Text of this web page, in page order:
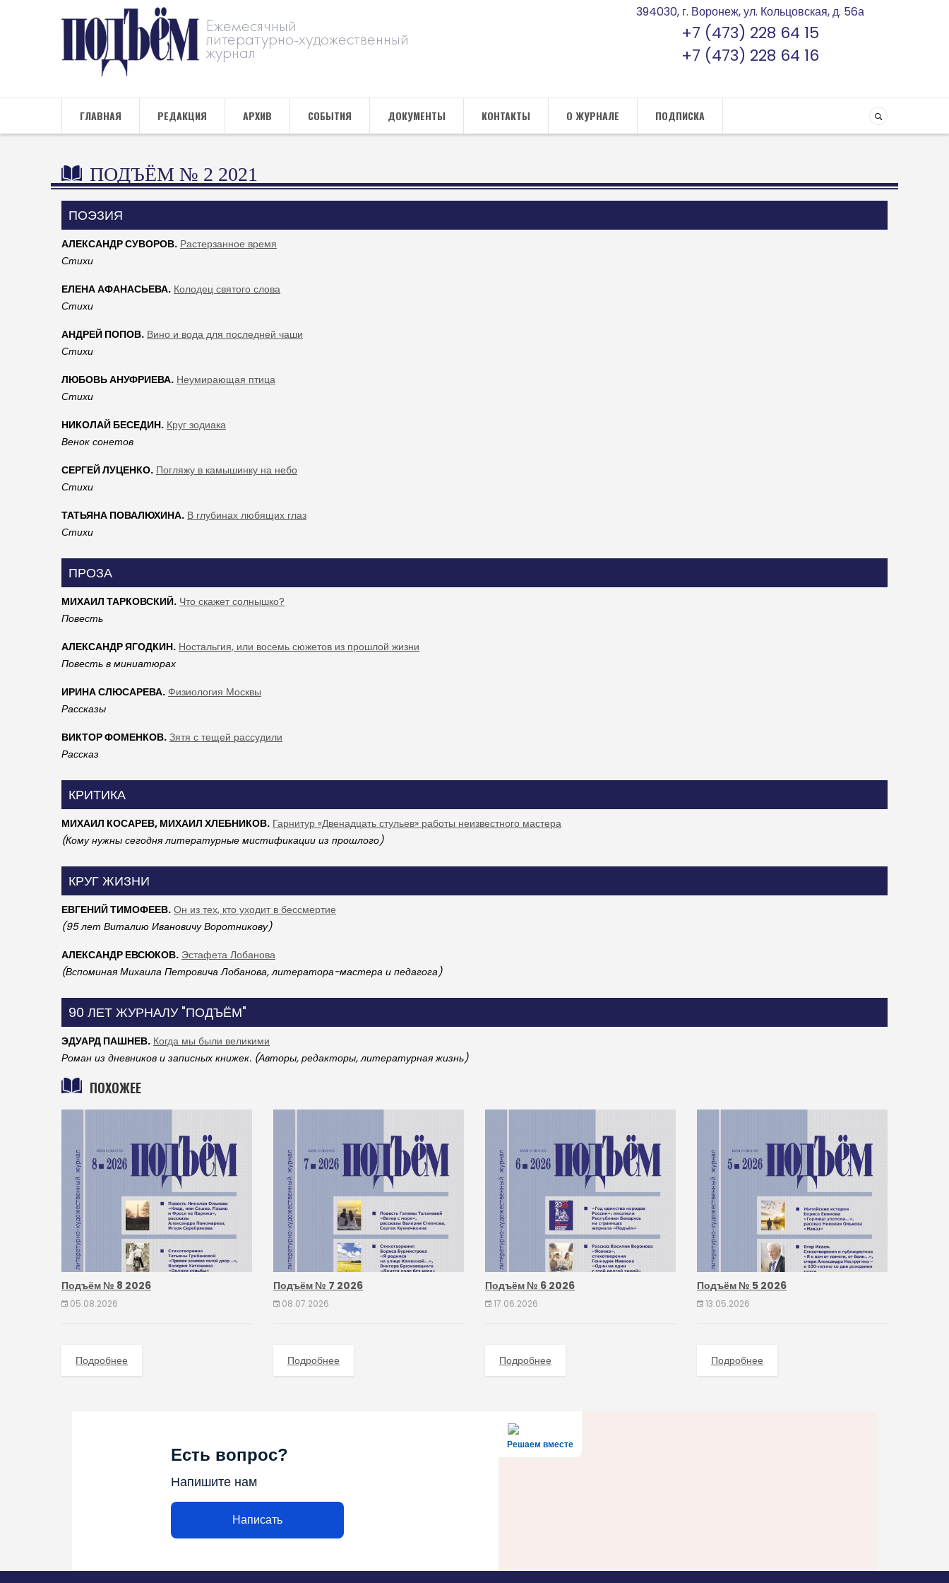
Ежемесячный
литературно-художественный
журнал
394030, г. Воронеж, ул. Кольцовская, д. 56а
+7 (473) 228 64 15
+7 (473) 228 64 16
ГЛАВНАЯ РЕДАКЦИЯ АРХИВ СОБЫТИЯ ДОКУМЕНТЫ КОНТАКТЫ О ЖУРНАЛЕ ПОДПИСКА
ПОДЪЁМ № 2 2021
ПОЭЗИЯ
АЛЕКСАНДР СУВОРОВ. Растерзанное время
Стихи
ЕЛЕНА АФАНАСЬЕВА. Колодец святого слова
Стихи
АНДРЕЙ ПОПОВ. Вино и вода для последней чаши
Стихи
ЛЮБОВЬ АНУФРИЕВА. Неумирающая птица
Стихи
НИКОЛАЙ БЕСЕДИН. Круг зодиака
Венок сонетов
СЕРГЕЙ ЛУЦЕНКО. Погляжу в камышинку на небо
Стихи
ТАТЬЯНА ПОВАЛЮХИНА. В глубинах любящих глаз
Стихи
ПРОЗА
МИХАИЛ ТАРКОВСКИЙ. Что скажет солнышко?
Повесть
АЛЕКСАНДР ЯГОДКИН. Ностальгия, или восемь сюжетов из прошлой жизни
Повесть в миниатюрах
ИРИНА СЛЮСАРЕВА. Физиология Москвы
Рассказы
ВИКТОР ФОМЕНКОВ. Зятя с тещей рассудили
Рассказ
КРИТИКА
МИХАИЛ КОСАРЕВ, МИХАИЛ ХЛЕБНИКОВ. Гарнитур «Двенадцать стульев» работы неизвестного мастера
(Кому нужны сегодня литературные мистификации из прошлого)
КРУГ ЖИЗНИ
ЕВГЕНИЙ ТИМОФЕЕВ. Он из тех, кто уходит в бессмертие
(95 лет Виталию Ивановичу Воротникову)
АЛЕКСАНДР ЕВСЮКОВ. Эстафета Лобанова
(Вспоминая Михаила Петровича Лобанова, литератора-мастера и педагога)
90 ЛЕТ ЖУРНАЛУ "ПОДЪЁМ"
ЭДУАРД ПАШНЕВ. Когда мы были великими
Роман из дневников и записных книжек. (Авторы, редакторы, литературная жизнь)
ПОХОЖЕЕ
Подъём № 8 2026
05.08.2026
Подробнее
Подъём № 7 2026
08.07.2026
Подробнее
Подъём № 6 2026
17.06.2026
Подробнее
Подъём № 5 2026
13.05.2026
Подробнее
Решаем вместе
Есть вопрос?
Напишите нам
Написать